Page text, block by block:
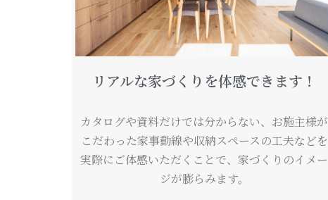
リアルな家づくりを体感できます！
カタログや資料だけでは分からない、お施主様が
こだわった家事動線や収納スペースの工夫などを
実際にご体感いただくことで、家づくりのイメー
ジが膨らみます。